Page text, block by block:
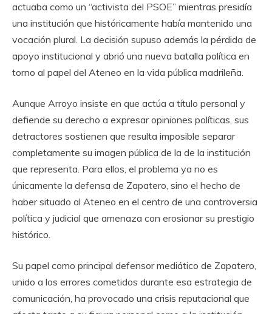
actuaba como un “activista del PSOE” mientras presidía
una institución que históricamente había mantenido una
vocación plural. La decisión supuso además la pérdida de
apoyo institucional y abrió una nueva batalla política en
torno al papel del Ateneo en la vida pública madrileña.
Aunque Arroyo insiste en que actúa a título personal y
defiende su derecho a expresar opiniones políticas, sus
detractores sostienen que resulta imposible separar
completamente su imagen pública de la de la institución
que representa. Para ellos, el problema ya no es
únicamente la defensa de Zapatero, sino el hecho de
haber situado al Ateneo en el centro de una controversia
política y judicial que amenaza con erosionar su prestigio
histórico.
Su papel como principal defensor mediático de Zapatero,
unido a los errores cometidos durante esa estrategia de
comunicación, ha provocado una crisis reputacional que